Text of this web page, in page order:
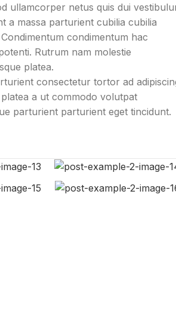
ullamcorper netus quis dui
a massa parturient cubilia cubilia
condimentum hac
Rutrum nam molestie
platea.
consectetur tortor ad
a ut commodo volutpat
parturient parturient eget tincidunt.